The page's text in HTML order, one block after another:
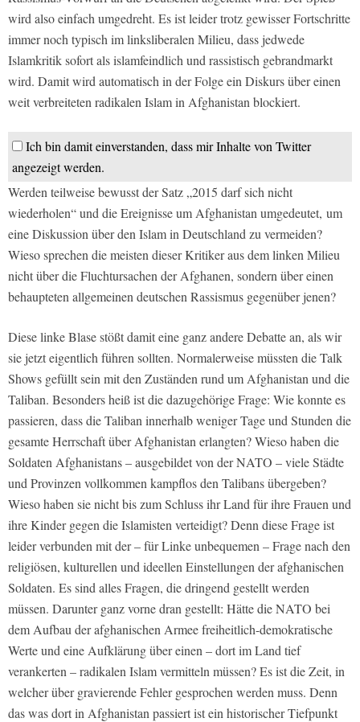
wird also einfach umgedreht. Es ist leider trotz gewisser Fortschritte
immer noch typisch im linksliberalen Milieu, dass jedwede
Islamkritik sofort als islamfeindlich und rassistisch gebrandmarkt
wird. Damit wird automatisch in der Folge ein Diskurs über einen
weit verbreiteten radikalen Islam in Afghanistan blockiert.
Ich bin damit einverstanden, dass mir Inhalte von Twitter
angezeigt werden.
Werden teilweise bewusst der Satz „2015 darf sich nicht
wiederholen“ und die Ereignisse um Afghanistan umgedeutet, um
eine Diskussion über den Islam in Deutschland zu vermeiden?
Wieso sprechen die meisten dieser Kritiker aus dem linken Milieu
nicht über die Fluchtursachen der Afghanen, sondern über einen
behaupteten allgemeinen deutschen Rassismus gegenüber jenen?
Diese linke Blase stößt damit eine ganz andere Debatte an, als wir
sie jetzt eigentlich führen sollten. Normalerweise müssten die Talk
Shows gefüllt sein mit den Zuständen rund um Afghanistan und die
Taliban. Besonders heiß ist die dazugehörige Frage: Wie konnte es
passieren, dass die Taliban innerhalb weniger Tage und Stunden die
gesamte Herrschaft über Afghanistan erlangten? Wieso haben die
Soldaten Afghanistans – ausgebildet von der NATO – viele Städte
und Provinzen vollkommen kampflos den Talibans übergeben?
Wieso haben sie nicht bis zum Schluss ihr Land für ihre Frauen und
ihre Kinder gegen die Islamisten verteidigt? Denn diese Frage ist
leider verbunden mit der – für Linke unbequemen – Frage nach den
religiösen, kulturellen und ideellen Einstellungen der afghanischen
Soldaten. Es sind alles Fragen, die dringend gestellt werden
müssen. Darunter ganz vorne dran gestellt: Hätte die NATO bei
dem Aufbau der afghanischen Armee freiheitlich-demokratische
Werte und eine Aufklärung über einen – dort im Land tief
verankerten – radikalen Islam vermitteln müssen? Es ist die Zeit, in
welcher über gravierende Fehler gesprochen werden muss. Denn
das was dort in Afghanistan passiert ist ein historischer Tiefpunkt